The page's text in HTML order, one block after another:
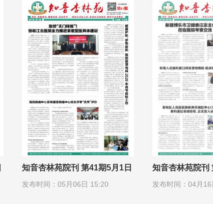
知音杏林苑院刊 第41期5月1日
发布时间：05月06日 15:20
知音杏林苑院刊
发布时间：04月